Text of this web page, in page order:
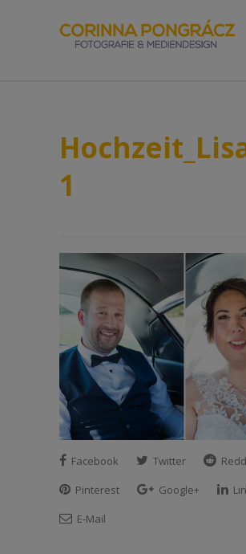
1
Facebook Twitter
Pinterest
Google+
E-Mail